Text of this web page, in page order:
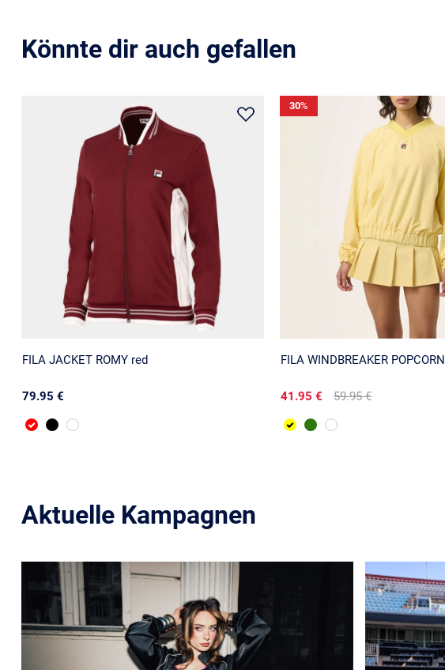
Könnte dir auch gefallen
FILA JACKET ROMY red
79.95 €
FILA WINDBREAKER POPCORN
41.95 € 59.95 €
30%
Aktuelle Kampagnen